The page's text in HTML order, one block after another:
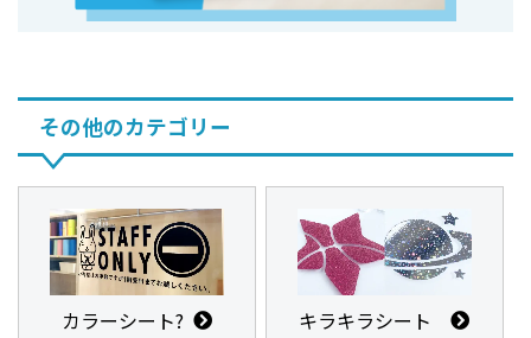
その他のカテゴリー
カラーシート? キラキラシート